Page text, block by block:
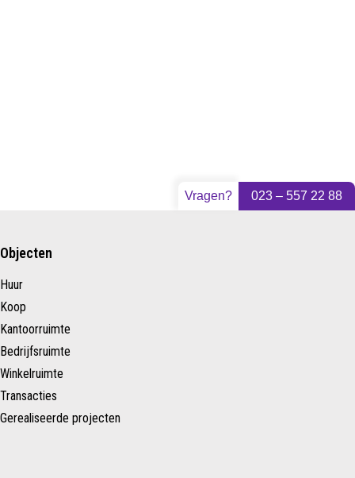
Vragen? 023 – 557 22 88
Objecten
Huur
Koop
Kantoorruimte
Bedrijfsruimte
Winkelruimte
Transacties
Gerealiseerde projecten